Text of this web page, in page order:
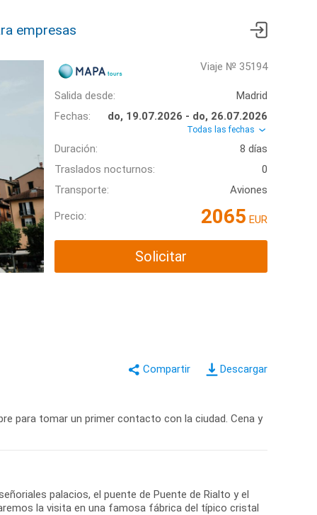
empresas
Viaje № 35194
Salida desde:
Madrid
Fechas:
do, 19.07.2026 - do, 26.07.2026
Todas las fechas
Duración:
8 días
Traslados nocturnos:
0
Transporte:
Aviones
Precio: 2065 EUR
Solicitar
Descargar
para tomar un primer contacto con la ciudad. Cena y
palacios, el puente de Puente de Rialto y el
la visita en una famosa fábrica del típico cristal